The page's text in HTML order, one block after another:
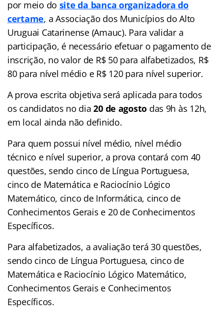
por meio do site da banca organizadora do
certame, a Associação dos Municípios do Alto
Uruguai Catarinense (Amauc). Para validar a
participação, é necessário efetuar o pagamento de
inscrição, no valor de R$ 50 para alfabetizados, R$
80 para nível médio e R$ 120 para nível superior.
A prova escrita objetiva será aplicada para todos
os candidatos no dia20 de agosto das 9h às 12h,
em local ainda não definido.
Para quem possui nível médio, nível médio
técnico e nível superior, a prova contará com 40
questões, sendo cinco de Língua Portuguesa,
cinco de Matemática e Raciocínio Lógico
Matemático, cinco de Informática, cinco de
Conhecimentos Gerais e 20 de Conhecimentos
Específicos.
Para alfabetizados, a avaliação terá 30 questões,
sendo cinco de Língua Portuguesa, cinco de
Matemática e Raciocínio Lógico Matemático,
Conhecimentos Gerais e Conhecimentos
Específicos.